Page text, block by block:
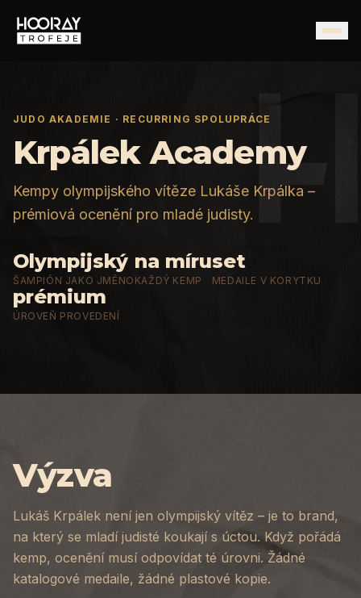
JUDO AKADEMIE · RECURRING SPOLUPRÁCE
Krpálek Academy
Kempy olympijského vítěze Lukáše Krpálka –
prémiová ocenění pro mladé judisty.
Olympijský
ŠAMPIÓN JAKO JMÉNO
na míru
KAŽDÝ KEMP
set
MEDAILE V KORYTKU
prémium
ÚROVEŇ PROVEDENÍ
Výzva
Lukáš Krpálek není jen olympijský vítěz – je to brand,
na který se mladí judisté koukají s úctou. Když pořádá
kemp, ocenění musí odpovídat té úrovni. Žádné
katalogové medaile, žádné plastové kopie.